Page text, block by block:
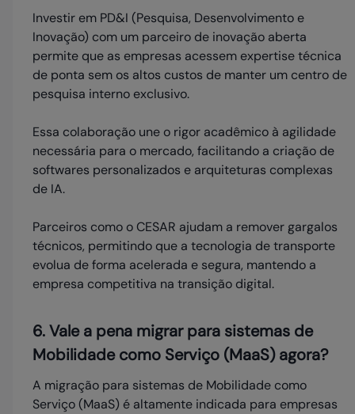
Investir em PD&I (Pesquisa, Desenvolvimento e
Inovação) com um parceiro de inovação aberta
permite que as empresas acessem expertise técnica
de ponta sem os altos custos de manter um centro de
pesquisa interno exclusivo.
Essa colaboração une o rigor acadêmico à agilidade
necessária para o mercado, facilitando a criação de
softwares personalizados e arquiteturas complexas
de IA.
Parceiros como o CESAR ajudam a remover gargalos
técnicos, permitindo que a tecnologia de transporte
evolua de forma acelerada e segura, mantendo a
empresa competitiva na transição digital.
6. Vale a pena migrar para sistemas de
Mobilidade como Serviço (MaaS) agora?
A migração para sistemas de Mobilidade como
Serviço (MaaS) é altamente indicada para empresas